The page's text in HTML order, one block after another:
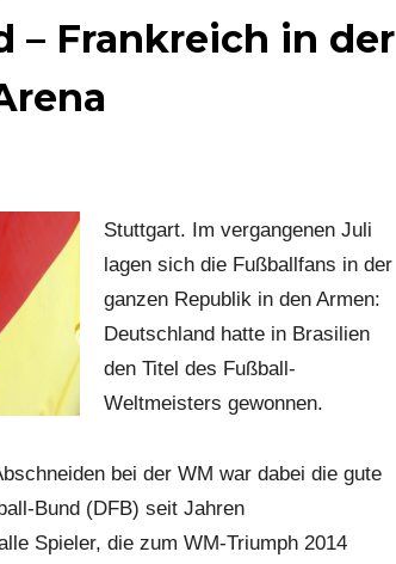
– Frankreich in der
Stuttgart. Im vergangenen Juli
lagen sich die Fußballfans in der
ganzen Republik in den Armen:
Deutschland hatte in Brasilien
den Titel des Fußball-
Weltmeisters gewonnen.
bei der WM war dabei die gute
Bund (DFB) seit Jahren
Spieler, die zum WM-Triumph 2014